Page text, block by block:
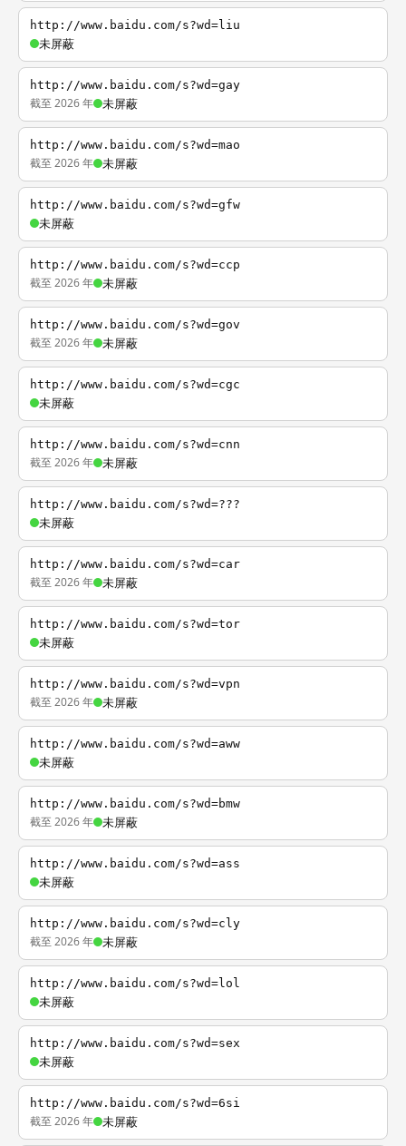
http://www.baidu.com/s?wd=liu
未屏蔽
http://www.baidu.com/s?wd=gay
截至 2026 年 未屏蔽
http://www.baidu.com/s?wd=mao
截至 2026 年 未屏蔽
http://www.baidu.com/s?wd=gfw
未屏蔽
http://www.baidu.com/s?wd=ccp
截至 2026 年 未屏蔽
http://www.baidu.com/s?wd=gov
截至 2026 年 未屏蔽
http://www.baidu.com/s?wd=cgc
未屏蔽
http://www.baidu.com/s?wd=cnn
截至 2026 年 未屏蔽
http://www.baidu.com/s?wd=???
未屏蔽
http://www.baidu.com/s?wd=car
截至 2026 年 未屏蔽
http://www.baidu.com/s?wd=tor
未屏蔽
http://www.baidu.com/s?wd=vpn
截至 2026 年 未屏蔽
http://www.baidu.com/s?wd=aww
未屏蔽
http://www.baidu.com/s?wd=bmw
截至 2026 年 未屏蔽
http://www.baidu.com/s?wd=ass
未屏蔽
http://www.baidu.com/s?wd=cly
截至 2026 年 未屏蔽
http://www.baidu.com/s?wd=lol
未屏蔽
http://www.baidu.com/s?wd=sex
未屏蔽
http://www.baidu.com/s?wd=6si
截至 2026 年 未屏蔽